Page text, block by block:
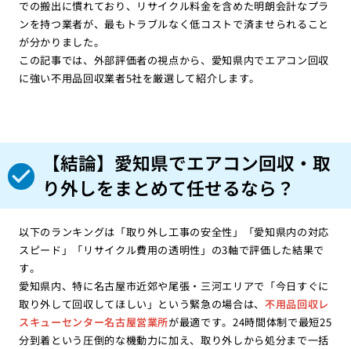
での搬出に慣れており、リサイクル料金を含めた明朗会計なプラ
ンを持つ業者が、最もトラブルなく低コストで済ませられること
が分かりました。
この記事では、外部評価者の視点から、愛知県内でエアコン回収
に強い不用品回収業者5社を厳選して紹介します。
【結論】愛知県でエアコン回収・取
り外しをまとめて任せるなら？
以下のランキングは「取り外し工事の安全性」「愛知県内の対応
スピード」「リサイクル費用の透明性」の3軸で評価した結果で
す。
愛知県内、特に名古屋市近郊や尾張・三河エリアで「今日すぐに
取り外して回収してほしい」という緊急の場合は、不用品回収レ
スキューセンター名古屋営業所が最適です。24時間体制で最短25
分到着という圧倒的な機動力に加え、取り外しから処分まで一括